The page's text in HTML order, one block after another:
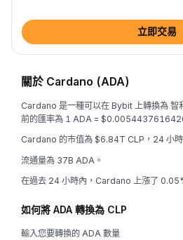
立即交易
關於 Cardano (ADA)
Cardano 是一種可以在 Bybit 上轉換為 智
前的匯率為 1 ADA =
Cardano 的市值為 $6.84T CLP，24 小
流通量為 37B ADA。
在過去 24 小時內，Cardano 上漲了
如何將 ADA 轉換為 CLP
輸入您要轉換的 ADA 數量